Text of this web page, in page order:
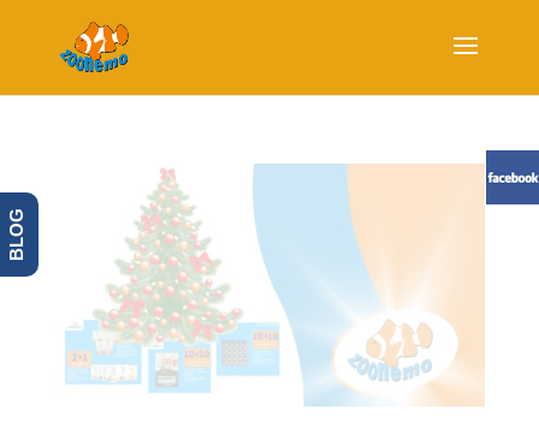
BLOG